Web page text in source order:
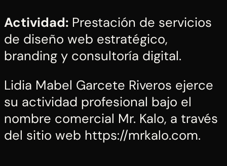
Actividad: Prestación de servicios
de diseño web estratégico,
branding y consultoría digital.
Lidia Mabel Garcete Riveros ejerce
su actividad profesional bajo el
nombre comercial Mr. Kalo, a través
del sitio web https://mrkalo.com.